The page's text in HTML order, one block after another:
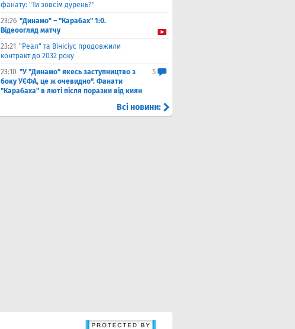
фанату: "Ти зовсім дурень?"
23:26 "Динамо" – "Карабах" 1:0.
Відеоогляд матчу
23:21 "Реал" та Вінісіус продовжили
контракт до 2032 року
23:10 "У "Динамо" якесь заступництво з
боку УЄФА, це ж очевидно". Фанати
"Карабаха" в люті після поразки від киян
5
Всі новини: